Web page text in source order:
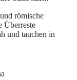
römische
Überreste
und tauchen in